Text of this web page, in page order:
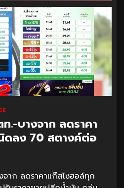
.-บางจาก ลดราคา
ดลง 70 สตางค์ต่อ
จาก ลดราคาแก๊สโซฮอล์ทุก